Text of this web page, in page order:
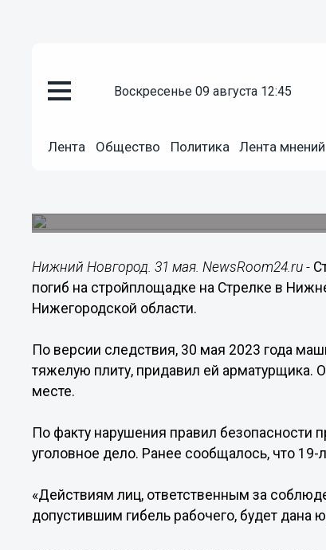
воскресенье 09 августа 12:45
Лента Общество Политика Лента мнений
Рабочий погиб на
Нижний Новгород. 31 мая. NewsRoom24.ru -
погиб на стройплощадке на Стрелке в
Нижегородской области.
По версии следствия, 30 мая 2023 года
тяжелую плиту, придавил ей арматурщика.
месте.
По факту нарушения правил безопасности
уголовное дело. Ранее сообщалось, что
«Действиям лиц, ответственным за
допустившим гибель рабочего, будет дана